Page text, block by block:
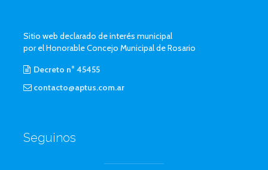
Sitio web declarado de interés municipal
por el Honorable Concejo Municipal de Rosario
Decreto n° 45455
contacto@aptus.com.ar
Seguinos